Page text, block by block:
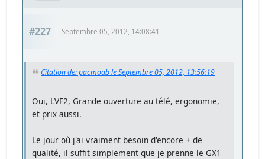
#227 Septembre 05, 2012, 14:08:41
Citation de: pacmoab le Septembre 05, 2012, 13:56:19
Oui, LVF2, Grande ouverture au télé, ergonomie,
et prix aussi.
Le jour où j'ai vraiment besoin d'encore + de
qualité, il suffit simplement que je prenne le GX1